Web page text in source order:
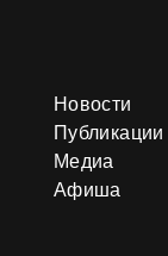
Новости
Публикации
Медиа
Афиша